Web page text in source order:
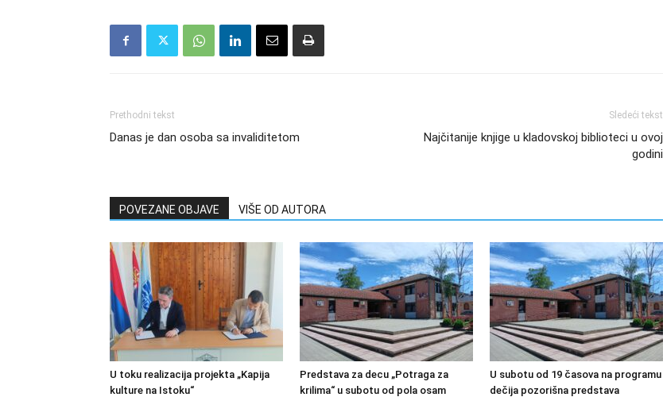
Prethodni tekst
Danas je dan osoba sa invaliditetom
Sledeći tekst
Najčitanije knjige u kladovskoj biblioteci u ovoj
godini
POVEZANE OBJAVE VIŠE OD AUTORA
U toku realizacija projekta „Kapija
kulture na Istoku“
Predstava za decu „Potraga za
krilima“ u subotu od pola osam
U subotu od 19 časova na programu
dečija pozorišna predstava